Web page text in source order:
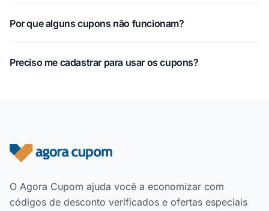
Por que alguns cupons não funcionam?
Preciso me cadastrar para usar os cupons?
Rodapé do site
O Agora Cupom ajuda você a economizar com
códigos de desconto verificados e ofertas especiais